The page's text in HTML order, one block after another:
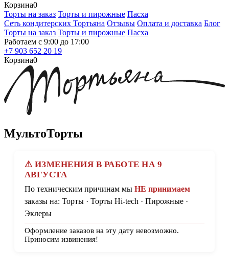
Корзина0
Торты на заказ Торты и пирожные Пасха
Сеть кондитерских Тортьяна Отзывы Оплата и доставка Блог
Торты на заказ Торты и пирожные Пасха
Работаем с 9:00 до 17:00
+7 903 652 20 19
Корзина0
МультоТорты
⚠ ИЗМЕНЕНИЯ В РАБОТЕ НА 9
АВГУСТА
По техническим причинам мы НЕ принимаем
заказы на: Торты · Торты Hi-tech · Пирожные ·
Эклеры
Оформление заказов на эту дату невозможно.
Приносим извинения!